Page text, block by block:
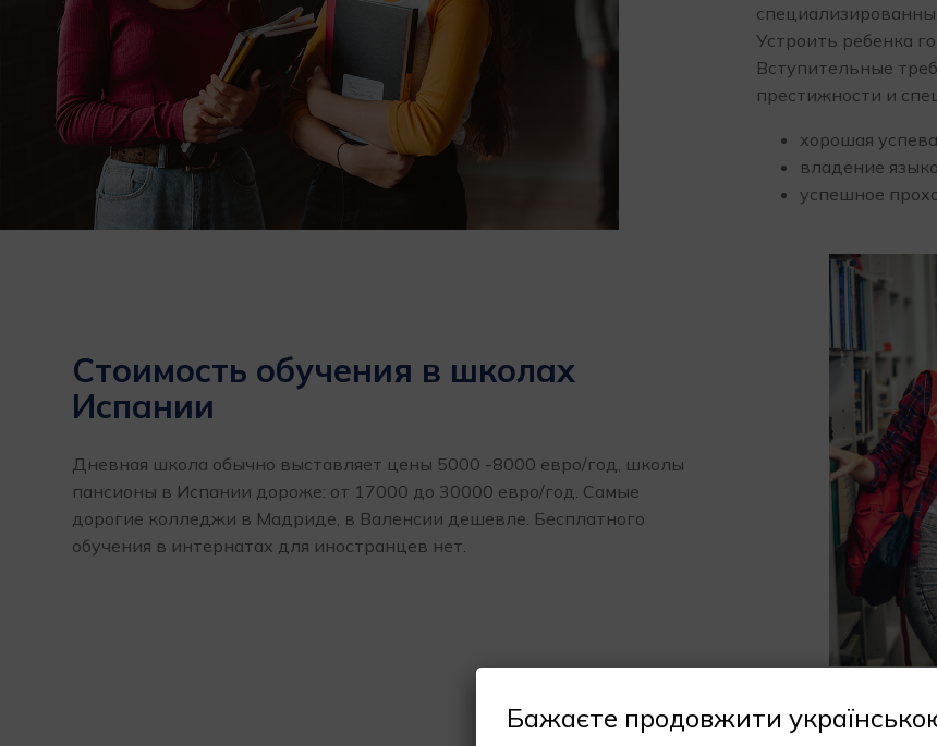
Устроить ребенка
Вступительные
престижности и
хорошая
владение
успешное
Стоимость обучения в школах
Испании
Дневная школа обычно выставляет цены 5000 -8000 евро/год, школы
пансионы в Испании дороже: от 17000 до 30000 евро/год. Самые
дорогие колледжи в Мадриде, в Валенсии дешевле. Бесплатного
обучения в интернатах для иностранцев нет.
Бажаєте продовжити